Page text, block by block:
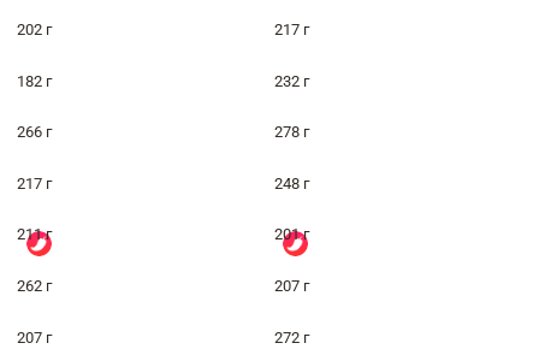
202 г 217 г
182 г 232 г
266 г 278 г
217 г 248 г
211 г 201 г
262 г 207 г
207 г 272 г